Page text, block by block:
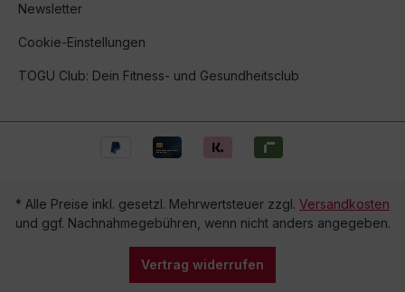
Newsletter
Cookie-Einstellungen
TOGU Club: Dein Fitness- und Gesundheitsclub
* Alle Preise inkl. gesetzl. Mehrwertsteuer zzgl. Versandkosten
und ggf. Nachnahmegebühren, wenn nicht anders angegeben.
Vertrag widerrufen